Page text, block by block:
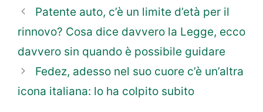
Patente auto, c’è un limite d’età per il
rinnovo? Cosa dice davvero la Legge, ecco
davvero sin quando è possibile guidare
Fedez, adesso nel suo cuore c’è un’altra
icona italiana: lo ha colpito subito